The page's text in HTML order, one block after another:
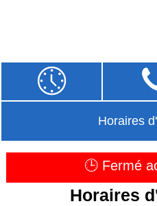
Horaires
🕒 Fermé
Horaires